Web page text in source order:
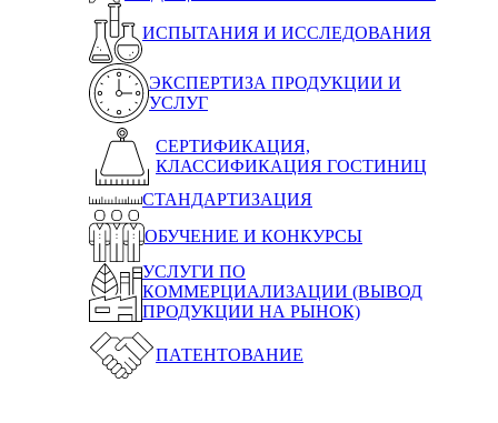
ИСПЫТАНИЯ И ИССЛЕДОВАНИЯ
ЭКСПЕРТИЗА ПРОДУКЦИИ И
УСЛУГ
СЕРТИФИКАЦИЯ,
КЛАССИФИКАЦИЯ ГОСТИНИЦ
СТАНДАРТИЗАЦИЯ
ОБУЧЕНИЕ И КОНКУРСЫ
УСЛУГИ ПО
КОММЕРЦИАЛИЗАЦИИ (ВЫВОД
ПРОДУКЦИИ НА РЫНОК)
ПАТЕНТОВАНИЕ